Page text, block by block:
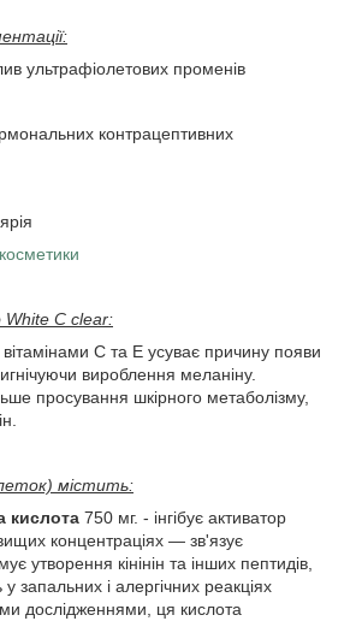
ультрафіолетових променів
контрацептивних
косметики
C clear:
вітамінами C та E усуває причину появи
вироблення меланіну.
просування шкірного метаболізму,
містить:
кислота 750 мг. - інгібує активатор
концентраціях — зв'язує
утворення кінінін та інших пептидів,
у запальних і алергічних реакціях
дослідженнями, ця кислота